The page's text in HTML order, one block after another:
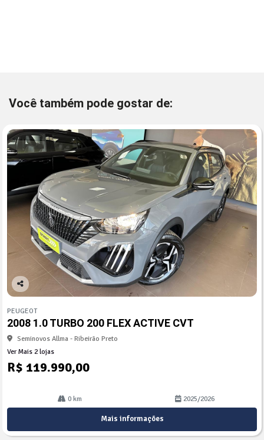
Você também pode gostar de:
Co
arti
lhe
PEUGEOT
2008 1.0 TURBO 200 FLEX ACTIVE CVT
Seminovos Allma - Ribeirão Preto
Ver Mais 2 lojas
R$ 119.990,00
0 km 2025/2026
Mais informações